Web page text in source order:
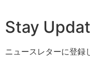
Stay
ニュースレターに登録